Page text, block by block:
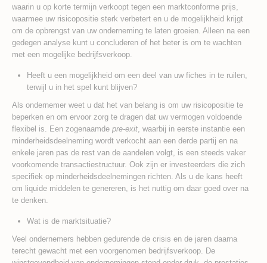
waarin u op korte termijn verkoopt tegen een marktconforme prijs,
waarmee uw risicopositie sterk verbetert en u de mogelijkheid krijgt
om de opbrengst van uw onderneming te laten groeien. Alleen na een
gedegen analyse kunt u concluderen of het beter is om te wachten
met een mogelijke bedrijfsverkoop.
Heeft u een mogelijkheid om een deel van uw fiches in te ruilen,
terwijl u in het spel kunt blijven?
Als ondernemer weet u dat het van belang is om uw risicopositie te
beperken en om ervoor zorg te dragen dat uw vermogen voldoende
flexibel is. Een zogenaamde pre-exit , waarbij in eerste instantie een
minderheidsdeelneming wordt verkocht aan een derde partij en na
enkele jaren pas de rest van de aandelen volgt, is een steeds vaker
voorkomende transactiestructuur. Ook zijn er investeerders die zich
specifiek op minderheidsdeelnemingen richten. Als u de kans heeft
om liquide middelen te genereren, is het nuttig om daar goed over na
te denken.
Wat is de marktsituatie?
Veel ondernemers hebben gedurende de crisis en de jaren daarna
terecht gewacht met een voorgenomen bedrijfsverkoop. De